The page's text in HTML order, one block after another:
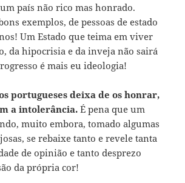
país não rico mas honrado.
exemplos, de pessoas de estado
Um Estado que teima em viver
da hipocrisia e da inveja não sairá
é mais eu ideologia!
portugueses deixa de os honrar,
a intolerância.É pena que um
muito embora, tomado algumas
se rebaixe tanto e revele tanta
de opinião e tanto desprezo
da própria cor!